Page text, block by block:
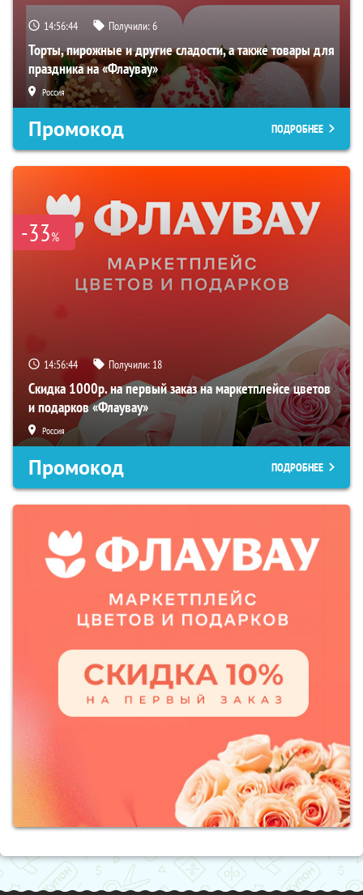
14:56:43 Получили:6
Торты, пирожные и другие сладости, а также товары для
праздника на «Флаувау»
Россия
Промокод ПОДРОБНЕЕ
-33%
14:56:43 Получили: 18
Скидка 1000р. на первый заказ на маркетплейсе цветов
и подарков «Флаувау»
Россия
Промокод ПОДРОБНЕЕ